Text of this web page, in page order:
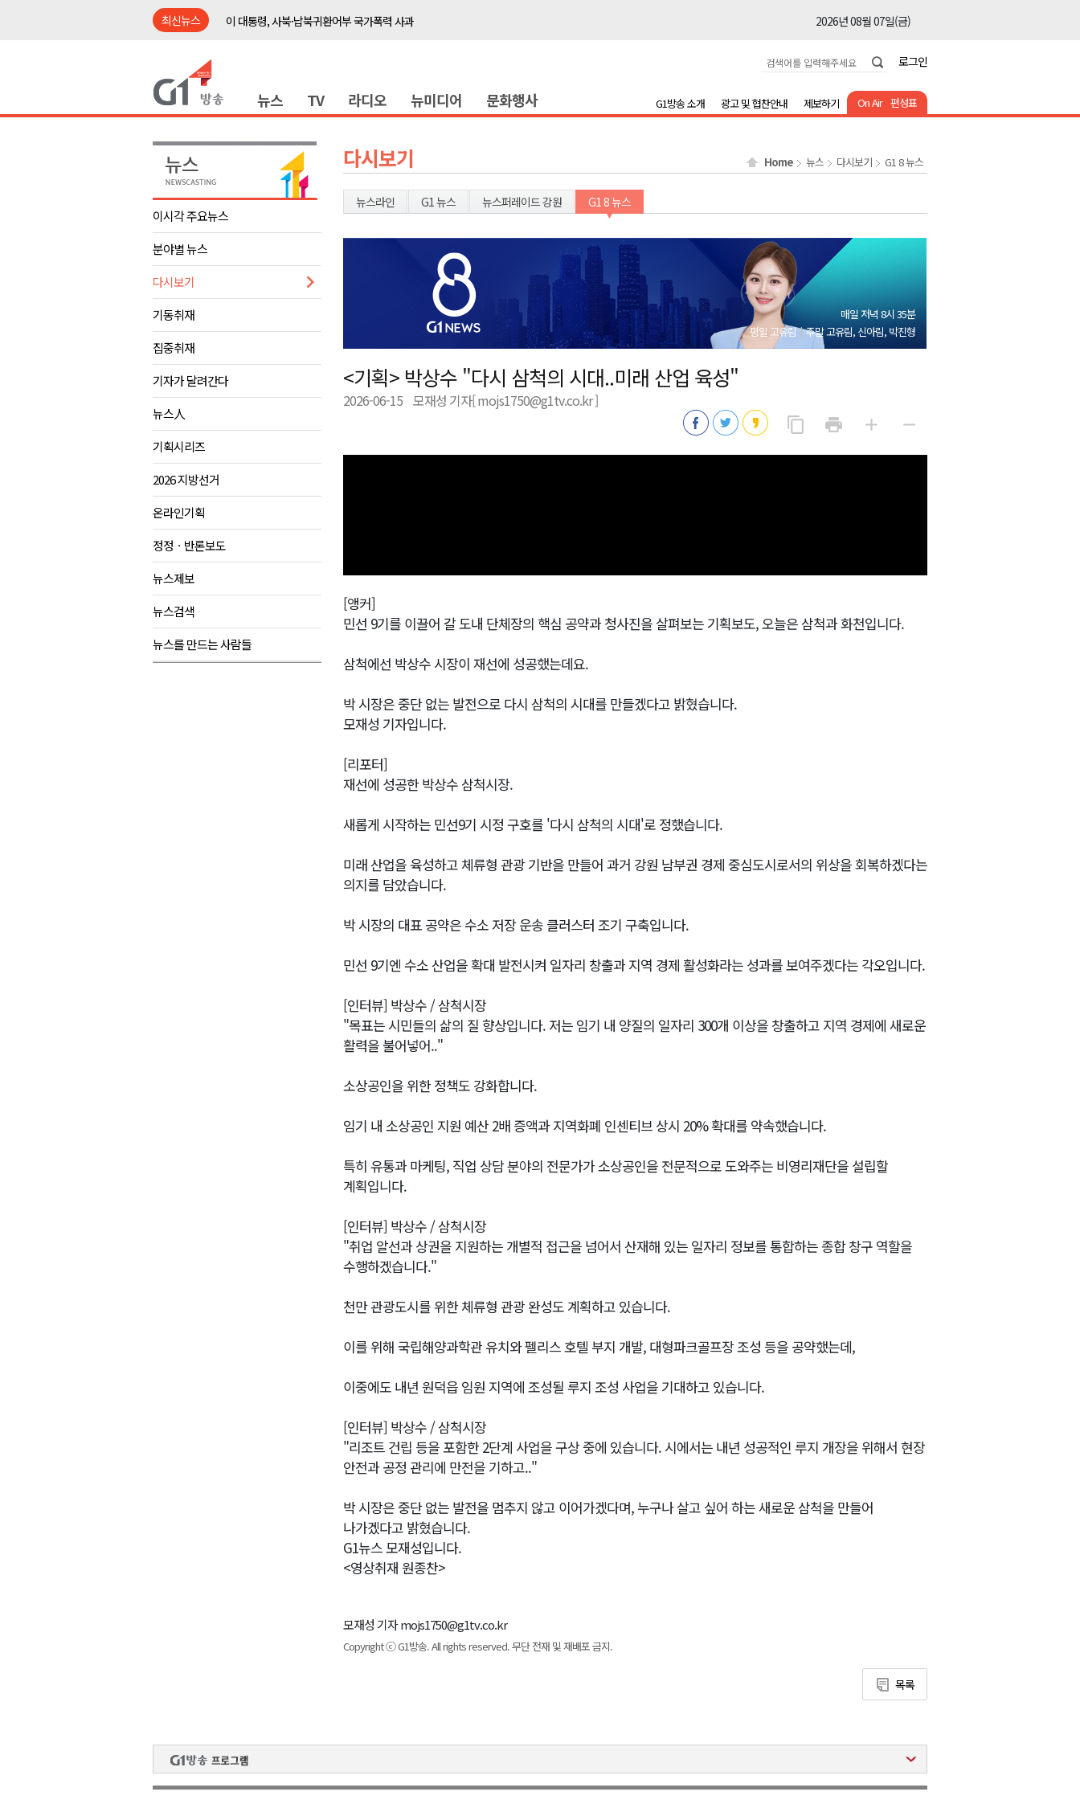
최신뉴스
이 대통령, 사북·납북귀환어부 국가폭력 사과
2026년 08월 07일(금)
2026년 08월 07일(금)
이광재 국회 예결위원장, 강릉시 초청 특별 강연
2026년 08월 07일(금)
육동한 시장, 국제스케이트장 춘천 유치 건의
영월군, 국·도비 확보 보고회 개최
2026년 08월 07일(금)
삼척 공공산후조리원 이전 시급
2026년 08월 07일(금)
이 대통령, 사북·납북귀환어부 국가폭력 사과
2026년 08월 07일(금)
여름축제 더위와 전쟁..물놀이 접목
2026년 08월 07일(금)
강원도, 최휘영 문체부장관과 정책간담회
2026년 08월 07일(금)
검찰청 폐지..해결 과제 산적
육동한 시장, 국제스케이트장 춘천 유치 건의
영월군, 국·도비 확보 보고회 개최
2026년 08월 07일(금)
삼척 공공산후조리원 이전 시급
2026년 08월 07일(금)
로그인
뉴스 TV 라디오 뉴미디어 문화행사 On Air 편성표
G1방송 소개 광고 및 협찬안내 제보하기
이시각 주요뉴스
분야별 뉴스
다시보기
기동취재
집중취재
기자가 달려간다
뉴스人
기획시리즈
2026 지방선거
온라인기획
정정ㆍ반론보도
뉴스제보
뉴스검색
뉴스를 만드는 사람들
다시보기 Home 뉴스 다시보기 G1 8 뉴스
뉴스라인 G1 뉴스 뉴스퍼레이드 강원 G1 8 뉴스
매일 저녁 8시 35분
평일 고유림
주말 고유림, 신아림, 박진형
<기획> 박상수 "다시 삼척의 시대..미래 산업 육성"
2026-06-15 모재성 기자[ mojs1750@g1tv.co.kr ]
content_copy
사
print add
게
remove
게
[앵커]
민선 9기를 이끌어 갈 도내 단체장의 핵심 공약과 청사진을 살펴보는 기획보도, 오늘은 삼척과 화천입니다.
삼척에선 박상수 시장이 재선에 성공했는데요.
박 시장은 중단 없는 발전으로 다시 삼척의 시대를 만들겠다고 밝혔습니다.
모재성 기자입니다.
[리포터]
재선에 성공한 박상수 삼척시장.
새롭게 시작하는 민선9기 시정 구호를 '다시 삼척의 시대'로 정했습니다.
미래 산업을 육성하고 체류형 관광 기반을 만들어 과거 강원 남부권 경제 중심도시로서의 위상을 회복하겠다는
의지를 담았습니다.
박 시장의 대표 공약은 수소 저장 운송 클러스터 조기 구축입니다.
민선 9기엔 수소 산업을 확대 발전시켜 일자리 창출과 지역 경제 활성화라는 성과를 보여주겠다는 각오입니다.
[인터뷰] 박상수 / 삼척시장
"목표는 시민들의 삶의 질 향상입니다. 저는 임기 내 양질의 일자리 300개 이상을 창출하고 지역 경제에 새로운
활력을 불어넣어.."
소상공인을 위한 정책도 강화합니다.
임기 내 소상공인 지원 예산 2배 증액과 지역화폐 인센티브 상시 20% 확대를 약속했습니다.
특히 유통과 마케팅, 직업 상담 분야의 전문가가 소상공인을 전문적으로 도와주는 비영리재단을 설립할
계획입니다.
[인터뷰] 박상수 / 삼척시장
"취업 알선과 상권을 지원하는 개별적 접근을 넘어서 산재해 있는 일자리 정보를 통합하는 종합 창구 역할을
수행하겠습니다."
천만 관광도시를 위한 체류형 관광 완성도 계획하고 있습니다.
이를 위해 국립해양과학관 유치와 펠리스 호텔 부지 개발, 대형파크골프장 조성 등을 공약했는데,
이중에도 내년 원덕읍 임원 지역에 조성될 루지 조성 사업을 기대하고 있습니다.
[인터뷰] 박상수 / 삼척시장
"리조트 건립 등을 포함한 2단계 사업을 구상 중에 있습니다. 시에서는 내년 성공적인 루지 개장을 위해서 현장
안전과 공정 관리에 만전을 기하고.."
박 시장은 중단 없는 발전을 멈추지 않고 이어가겠다며, 누구나 살고 싶어 하는 새로운 삼척을 만들어
나가겠다고 밝혔습니다.
G1뉴스 모재성입니다.
<영상취재 원종찬>
모재성 기자 mojs1750@g1tv.co.kr
Copyright ⓒ G1방송. All rights reserved. 무단 전재 및 재배포 금지.
목록